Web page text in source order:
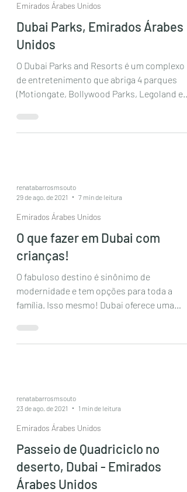
Emirados Árabes Unidos
Dubai Parks, Emirados Árabes
Unidos
O Dubai Parks and Resorts é um complexo
de entretenimento que abriga 4 parques
(Motiongate, Bollywood Parks, Legoland e
renatabarrosmsouto
29 de ago. de 2021
7 min de leitura
Emirados Árabes Unidos
O que fazer em Dubai com
crianças!
O fabuloso destino é sinônimo de
modernidade e tem opções para toda a
família. Isso mesmo! Dubai oferece uma
renatabarrosmsouto
23 de ago. de 2021
1 min de leitura
Emirados Árabes Unidos
Passeio de Quadriciclo no
deserto, Dubai - Emirados
Árabes Unidos